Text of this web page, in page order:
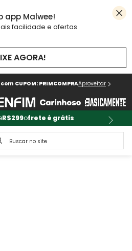
app Malwee!
facilidade e ofertas
AGORA!
CUPOM: PRIMCOMPRAAproveitar
R$299ofrete é grátis
no site